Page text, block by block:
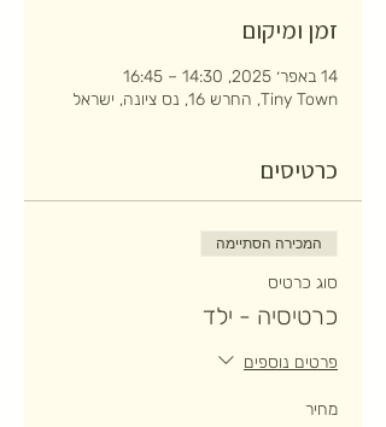
זמן ומיקום
14 באפר׳ 2025, 14:30 – 16:45
Tiny Town, החרש 16, נס ציונה, ישראל
כרטיסים
המכירה הסתיימה
סוג כרטיס
כרטיסיה - ילד
פרטים נוספים
מחיר